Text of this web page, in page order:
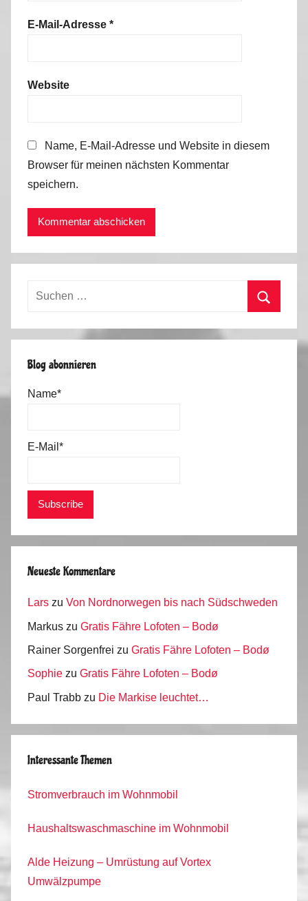
E-Mail-Adresse *
Website
Name, E-Mail-Adresse und Website in diesem
Browser für meinen nächsten Kommentar
speichern.
Suchen
Blog abonnieren
Name*
E-Mail*
Neueste Kommentare
Lars zu Von Nordnorwegen bis nach Südschweden
Markus zu Gratis Fähre Lofoten – Bodø
Rainer Sorgenfrei zu Gratis Fähre Lofoten – Bodø
Sophie zu Gratis Fähre Lofoten – Bodø
Paul Trabb zu Die Markise leuchtet…
Interessante Themen
Stromverbrauch im Wohnmobil
Haushaltswaschmaschine im Wohnmobil
Alde Heizung – Umrüstung auf Vortex
Umwälzpumpe